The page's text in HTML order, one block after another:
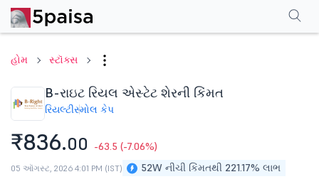
હોમ સ્ટૉક્સ
B-રાઇટ રિયલ એસ્ટેટ શેરની કિંમત
રિયલ્ટીસ્મોલ કેપ
₹836.00 -63.5 (-7.06%)
52W નીચી કિંમતથી 221.17% લાભ
05 ઑગસ્ટ, 2026 4:01 PM (IST)
પરફોર્મન્સફાઇનાન્શિયલ્સ વધુ